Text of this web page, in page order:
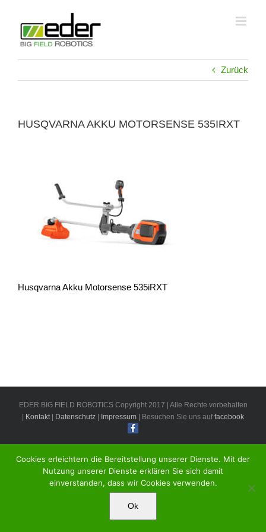
springen
Zurück
HUSQVARNA AKKU MOTORSENSE 535IRXT
Husqvarna Akku Motorsense 535iRXT
EDER BIG FIELD ROBOTICS Copyright 2017 | Alle Rechte vorbehalten
Kontakt| Datenschutz Impressum | Besuchen Sie uns auffacebook
Cookies erleichtern die Bereitstellung unserer Dienste. Mit der
Nutzung unserer Dienste erklären Sie sich damit
einverstanden, dass wir Cookies verwenden.
Ok